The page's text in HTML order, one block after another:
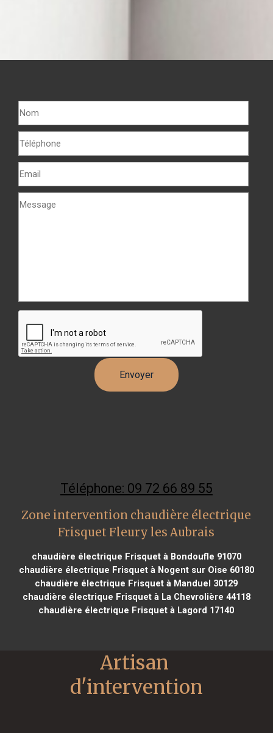
Téléphone: 09 72 66 89 55
Zone intervention chaudière électrique
Frisquet Fleury les Aubrais
chaudière électrique Frisquet à Bondoufle 91070
chaudière électrique Frisquet à Nogent sur Oise 60180
chaudière électrique Frisquet à Manduel 30129
chaudière électrique Frisquet à La Chevrolière 44118
chaudière électrique Frisquet à Lagord 17140
Artisan
d'intervention